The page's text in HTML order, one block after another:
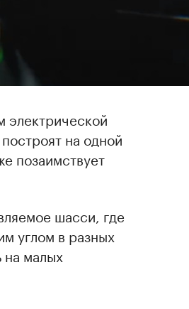
электрической
на одной
позаимствует
шасси, где
углом в разных
малых